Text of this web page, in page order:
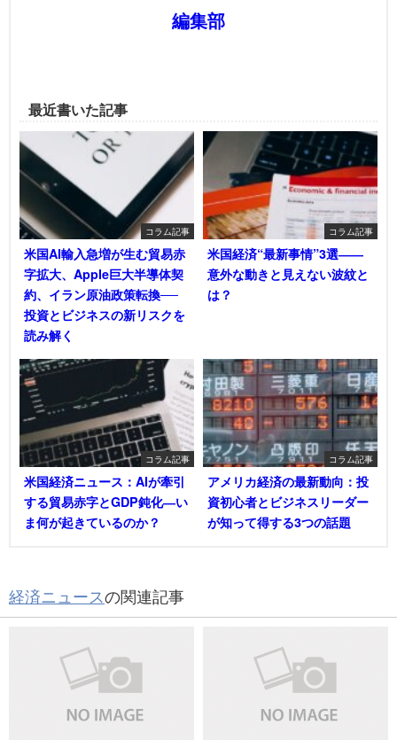
編集部
最近書いた記事
コラム記事
米国AI輸入急増が生む貿易赤
字拡大、Apple巨大半導体契
約、イラン原油政策転換──
投資とビジネスの新リスクを
読み解く
コラム記事
米国経済“最新事情”3選――
意外な動きと見えない波紋と
は？
コラム記事
米国経済ニュース：AIが牽引
する貿易赤字とGDP鈍化―い
ま何が起きているのか？
コラム記事
アメリカ経済の最新動向：投
資初心者とビジネスリーダー
が知って得する3つの話題
経済ニュースの関連記事